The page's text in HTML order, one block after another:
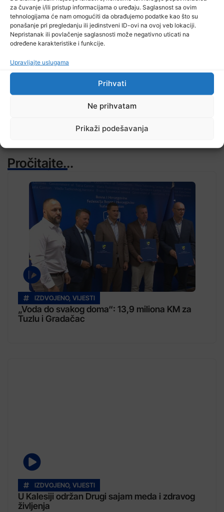
za čuvanje i/ili pristup informacijama o uređaju. Saglasnost sa ovim
tehnologijama će nam omogućiti da obrađujemo podatke kao što su
ponašanje pri pregledanju ili jedinstveni ID-ovi na ovoj veb lokaciji.
Nepristanak ili povlačenje saglasnosti može negativno uticati na
određene karakteristike i funkcije.
Upravljajte uslugama
Prihvati
Ne prihvatam
Prikaži podešavanja
Pročitajte...
IZDVOJENO, VIJESTI
„Voda do svakog doma“: 13,9 miliona KM za
Tuzlu i Gradačac
IZDVOJENO, VIJESTI
U Kalesiji održan Drugi sajam meda i zdravog
življenja